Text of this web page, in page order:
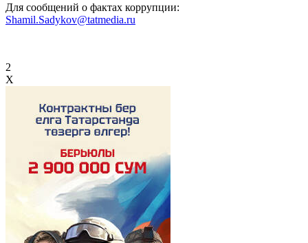
Для сообщений о фактах коррупции:
Shamil.Sadykov@tatmedia.ru
2
X